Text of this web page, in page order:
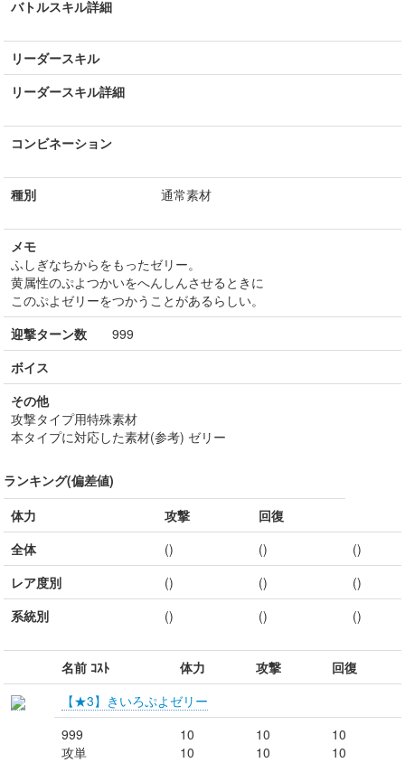
バトルスキル詳細
リーダースキル
リーダースキル詳細
コンビネーション
種別 通常素材
メモ
ふしぎなちからをもったゼリー。
黄属性のぷよつかいをへんしんさせるときに
このぷよゼリーをつかうことがあるらしい。
迎撃ターン数 999
ボイス
その他
攻撃タイプ用特殊素材
本タイプに対応した素材(参考) ゼリー
ランキング(偏差値)
体力
攻撃
回復
全体
() ()
()
レア度別
() ()
()
系統別
() () ()
名前 ｺｽﾄ 体力 攻撃
回復
【★3】きいろぷよゼリー
999
攻単
10
10
10
10
10
10